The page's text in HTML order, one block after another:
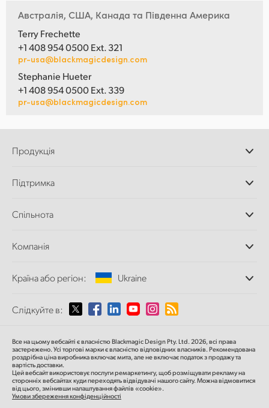
Австралія, США, Канада та Південна Америка
Terry Frechette
+1 408 954 0500 Ext. 321
pr-usa@blackmagicdesign.com
Stephanie Hueter
+1 408 954 0500 Ext. 339
pr-usa@blackmagicdesign.com
Продукція
Додатки DaVinci
Відеомікшери ATEM
Дискові рекордери
та відтворення
Перетворення форматів
Мовні конвертери
Мережеве сховище
MultiView
Маршрутизація та розподіл
Стрімінг та кодування
Підтримка
Центр підтримки
Спільнота
Компанія
Про нас
Медіа
Країна або регіон: Ukraine
Виберіть вашу країну або регіон
Australia
Austria
Слідкуйте в:
Все на цьому вебсайті є власністю Blackmagic Design Pty. Ltd. 2026, всі права
застережено.Усі торгові марки є власністю відповідних власників.Рекомендована
роздрібна цінавиробника включає мита, але не включає податок з продажу та
вартість доставки.
Цей вебсайт використовує послуги ремаркетингу, щоб розміщувати рекламу на
сторонніх вебсайтах куди переходять відвідувачі нашого сайту. Можна відмовитися
від цього, змінивши налаштування файлів «cookie».
Умови збереження конфіденційності